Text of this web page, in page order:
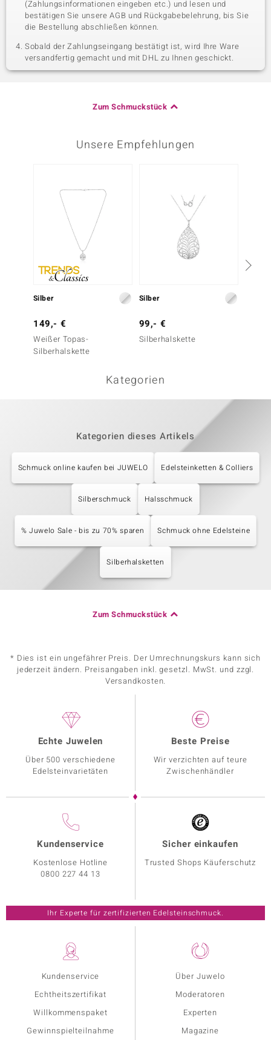
(Zahlungsinformationen eingeben etc.) und lesen und
bestätigen Sie unsere AGB und Rückgabebelehrung, bis Sie
die Bestellung abschließen können.
Sobald der Zahlungseingang bestätigt ist, wird Ihre Ware
versandfertig gemacht und mit DHL zu Ihnen geschickt.
Zum Schmuckstück
Unsere Empfehlungen
Silber
149,- €
Weißer Topas-
Silberhalskette
Silber
99,- €
Silberhalskette
Kategorien
Kategorien dieses Artikels
Schmuck online kaufen bei JUWELO Edelsteinketten & Colliers
Silberschmuck Halsschmuck
% Juwelo Sale - bis zu 70% sparen Schmuck ohne Edelsteine
Silberhalsketten
Zum Schmuckstück
* Dies ist ein ungefährer Preis. Der Umrechnungskurs kann sich
jederzeit ändern. Preisangaben inkl. gesetzl. MwSt. und zzgl.
Versandkosten.
Kundenservice
Echtheitszertifikat
Willkommenspaket
Gewinnspielteilnahme
Über Juwelo
Moderatoren
Experten
Magazine
Echte Juwelen
Über 500 verschiedene
Edelsteinvarietäten
Beste Preise
Wir verzichten auf teure
Zwischenhändler
Kundenservice
Kostenlose Hotline
0800 227 44 13
Sicher einkaufen
Trusted Shops Käuferschutz
Ihr Experte für zertifizierten Edelsteinschmuck.